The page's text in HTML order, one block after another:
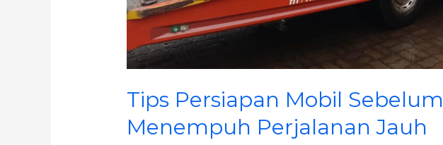
Tips Persiapan Mobil Sebelum
Menempuh Perjalanan Jauh